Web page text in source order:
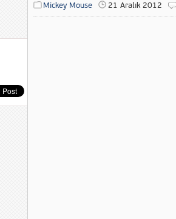
Mickey Mouse 21 Aralık 2012